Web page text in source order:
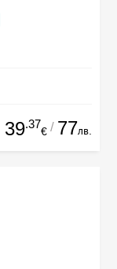
39.37
€ / 77лв.